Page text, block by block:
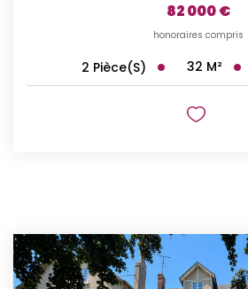
82 000 €
honoraires compris
2 Pièce(s) 32 M²